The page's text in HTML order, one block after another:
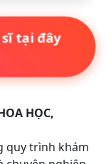
tại đây
HỌC,
quy trình khám